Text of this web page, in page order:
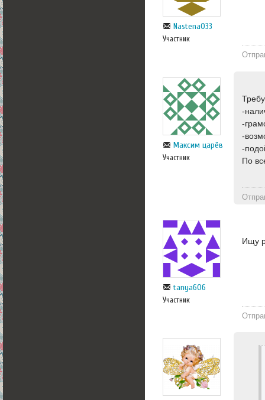
Nastena033
Участник
Максим царёв
Участник
-
-
-
-
По
tanya606
Участник
Ищу